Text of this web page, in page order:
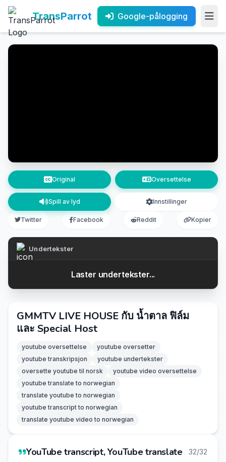
TransParrot Google-pålogging
Original Oversettelse
Spill av lyd Innstillinger
Twitter Facebook Reddit Kopier
Undertekster
Laster undertekster...
GMMTV LIVE HOUSE กับ น้ำตาล ฟิล์ม
และ Special Host
youtube oversettelse
youtube oversetter
youtube transkripsjon
youtube undertekster
oversette youtube til norsk
youtube video oversettelse
youtube translate to norwegian
translate youtube to norwegian
youtube transcript to norwegian
translate youtube video to norwegian
YouTube transcript, YouTube translate 32/32